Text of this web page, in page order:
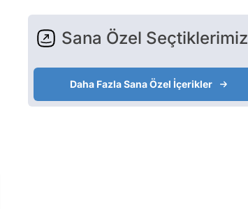
Sana Özel Seçtiklerimiz
Daha Fazla Sana Özel İçerikler